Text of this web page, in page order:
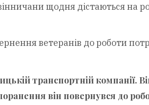
щодня дістаються на
ветеранів до роботи
транспортній компанії.
він повернувся до